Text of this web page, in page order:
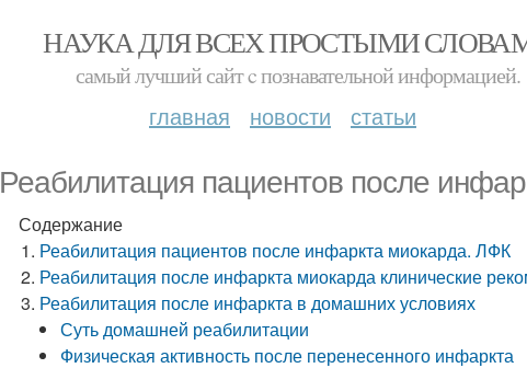
НАУКА ДЛЯ ВСЕХ ПРОСТЫМИ
самый лучший сайт c познавательной информацией.
главная новости статьи
Реабилитация пациентов после
Содержание
Реабилитация пациентов после инфаркта миокарда. ЛФК
Реабилитация после инфаркта миокарда клинические
Реабилитация после инфаркта в домашних условиях
Суть домашней реабилитации
Физическая активность после перенесенного инфаркта